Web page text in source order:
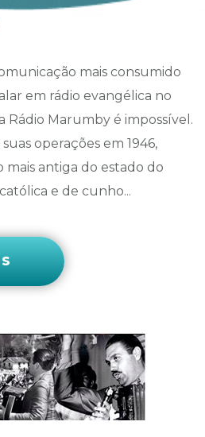
mais consumido
em rádio evangélica no
Rádio Marumby é impossível.
operações em 1946,
mais antiga do estado do
e de cunho...